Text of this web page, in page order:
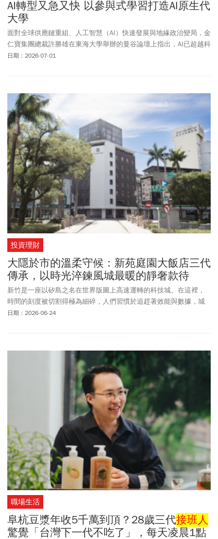
AI轉型又急又快 以參與式學習打造AI原生代
大學
面對全球供應鏈重組、人工智慧（AI）快速發展與地緣政治變局，金
仁寶集團總裁許勝雄在東海大學舉辦的曼谷論壇上指出，AI已超越科
技工具範疇，演變為一場「人人、處處、時時談AI」的企業文化變
國立臺灣師範大學校長宋曜廷於會後在駐泰台北經濟文化辦公室表
示，AI時代教育最重要的是透過「參與式學習」培養知識、態度與技
能，因為真正透過參與獲得的能力，是AI無法取代的。
日期：2026-07-01
投資理財
大隱於市的溫柔守候：新苑庭園大飯店三代
傳承，以時光淬鍊風城最暖的靜奢款待
新竹是一座以矽島之名在世界版圖上高速運轉的科技城。在這裡，
時間的刻度被切割得極為細碎，人們習慣於追趕著效能與數據，城
市的呼吸節奏總是急促而緊繃。當轉過喧囂繁華的東門圓環，步入
市的靜謐綠洲。五十餘年來，不喧嘩張揚，以沉穩姿態靜靜看顧著
這座城市的日昇月落，為無數疲憊的旅人與高壓的商務菁英，點亮
一盞象徵歸屬與安心的溫暖燈火。
日期：2026-06-24
職場生活
阜杭豆漿年收5千萬到頂？28歲三代接班人
驚覺「台灣下一代不吃了」，每天凌晨1點